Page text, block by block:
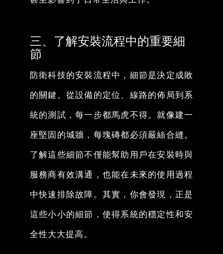
三、了解安裝流程中的重要細
節
防衛科技的安裝流程中，細節是決定成敗
的關鍵。從設備的定位、線路的佈局到系
統的測試，每一步都馬虎不得。就像建一
座堅固的城牆，每塊磚都必須嚴絲合縫。
了解這些細節不僅能幫助用戶在安裝時與
服務商有效溝通，也能在未來的使用過程
中快速排除故障。其實，你會發現，正是
這些小小的細節，使得系統的穩定性和安
全性大大提高。